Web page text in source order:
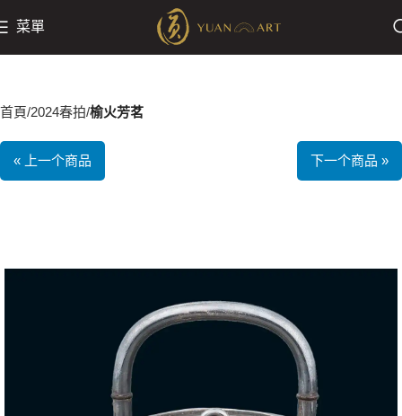
菜單
首頁 2024春拍 榆火芳茗
« 上一个商品 下一个商品 »